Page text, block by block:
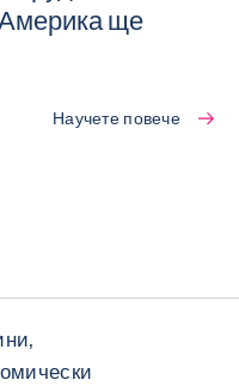
ще
Научете повече